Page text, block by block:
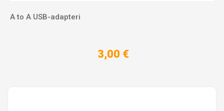
A to A USB-adapteri
3,00 €